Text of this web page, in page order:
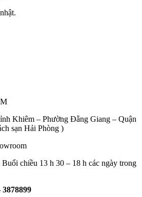
Khiêm – Phường Đằng Giang – Quận
sạn Hải Phòng )
chiều 13 h 30 – 18 h các ngày trong
3878899